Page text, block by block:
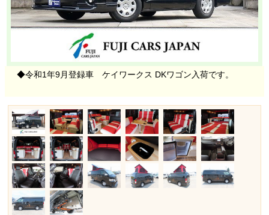
◆令和1年9月登録車 ケイワークス DKワゴン入荷です。